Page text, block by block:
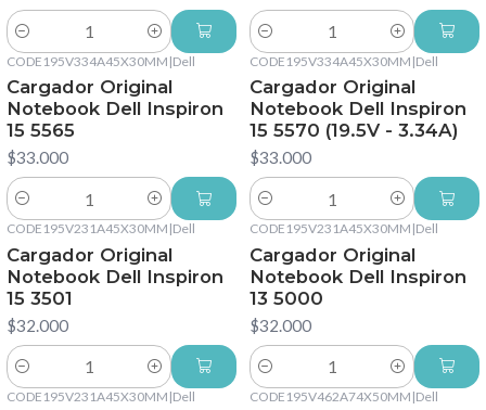
Cantidad Cantidad
CODE195V334A45X30MM |Dell
Cargador Original
Notebook Dell Inspiron
15 5565
$33.000
Cantidad
CODE195V334A45X30MM |Dell
Cargador Original
Notebook Dell Inspiron
15 5570 (19.5V - 3.34A)
$33.000
Cantidad
CODE195V231A45X30MM |Dell
Cargador Original
Notebook Dell Inspiron
15 3501
$32.000
Cantidad
CODE195V231A45X30MM |Dell
Cargador Original
Notebook Dell Inspiron
13 5000
$32.000
Cantidad
CODE195V231A45X30MM |Dell CODE195V462A74X50MM |Dell